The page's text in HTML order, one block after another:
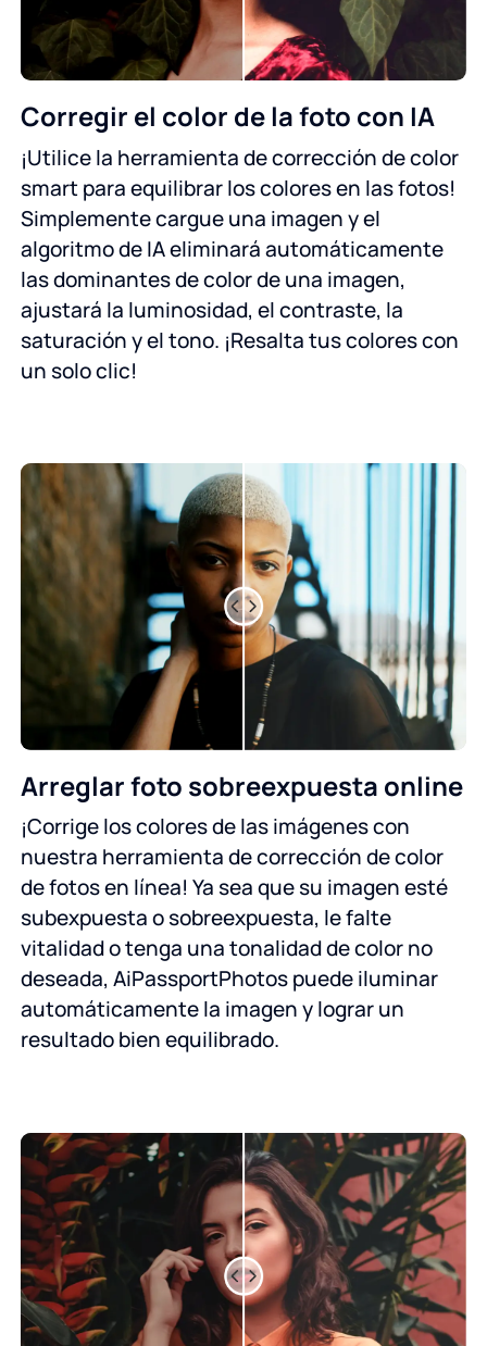
Corregir el color de la foto con IA
¡Utilice la herramienta de corrección de color
smart para equilibrar los colores en las fotos!
Simplemente cargue una imagen y el
algoritmo de IA eliminará automáticamente
las dominantes de color de una imagen,
ajustará la luminosidad, el contraste, la
saturación y el tono. ¡Resalta tus colores con
un solo clic!
Arreglar foto sobreexpuesta online
¡Corrige los colores de las imágenes con
nuestra herramienta de corrección de color
de fotos en línea! Ya sea que su imagen esté
subexpuesta o sobreexpuesta, le falte
vitalidad o tenga una tonalidad de color no
deseada, AiPassportPhotos puede iluminar
automáticamente la imagen y lograr un
resultado bien equilibrado.